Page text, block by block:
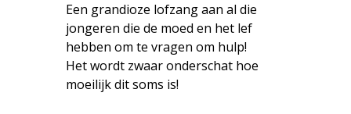
Een grandioze lofzang aan al die
jongeren die de moed en het lef
hebben om te vragen om hulp!
Het wordt zwaar onderschat hoe
moeilijk dit soms is!